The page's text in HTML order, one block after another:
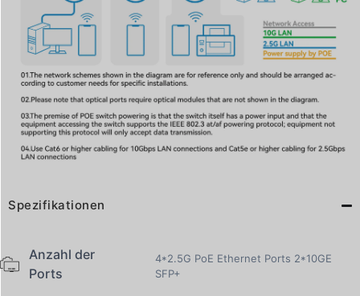
Spezifikationen
Anzahl der
Ports
4*2.5G PoE Ethernet Ports 2*10GE
SFP+